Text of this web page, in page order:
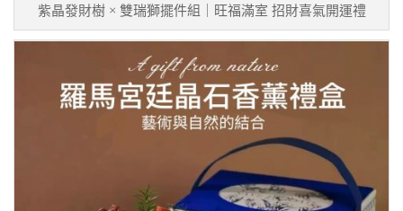
紫晶發財樹 × 雙瑞獅擺件組｜旺福滿室 招財喜氣開運禮